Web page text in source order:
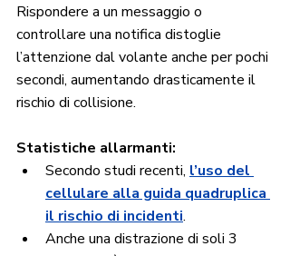
Rispondere a un messaggio o
controllare una notifica distoglie
l’attenzione dal volante anche per pochi
secondi, aumentando drasticamente il
rischio di collisione.
Statistiche allarmanti:
Secondo studi recenti, l’uso del
cellulare alla guida quadruplica
il rischio di incidenti.
Anche una distrazione di soli 3